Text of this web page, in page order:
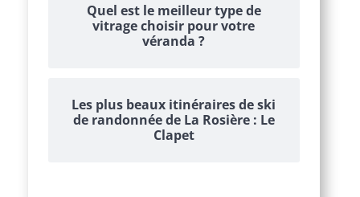
Quel est le meilleur type de
vitrage choisir pour votre
véranda ?
Les plus beaux itinéraires de ski
de randonnée de La Rosière : Le
Clapet